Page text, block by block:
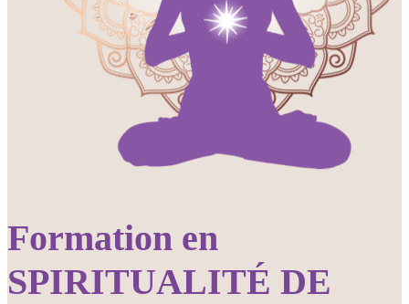
Formation en
SPIRITUALITÉ DE